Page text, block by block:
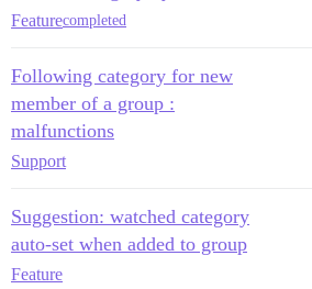
Featurecompleted
Following category for new
member of a group :
malfunctions
Support
Suggestion: watched category
auto-set when added to group
Feature